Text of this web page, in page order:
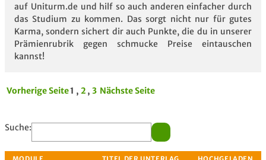
auf Uniturm.de und hilf so auch anderen einfacher durch
das Studium zu kommen. Das sorgt nicht nur für gutes
Karma, sondern sichert dir auch Punkte, die du in unserer
Prämienrubrik gegen schmucke Preise eintauschen
kannst!
Vorherige Seite1 , 2 , 3 Nächste Seite
Suche: